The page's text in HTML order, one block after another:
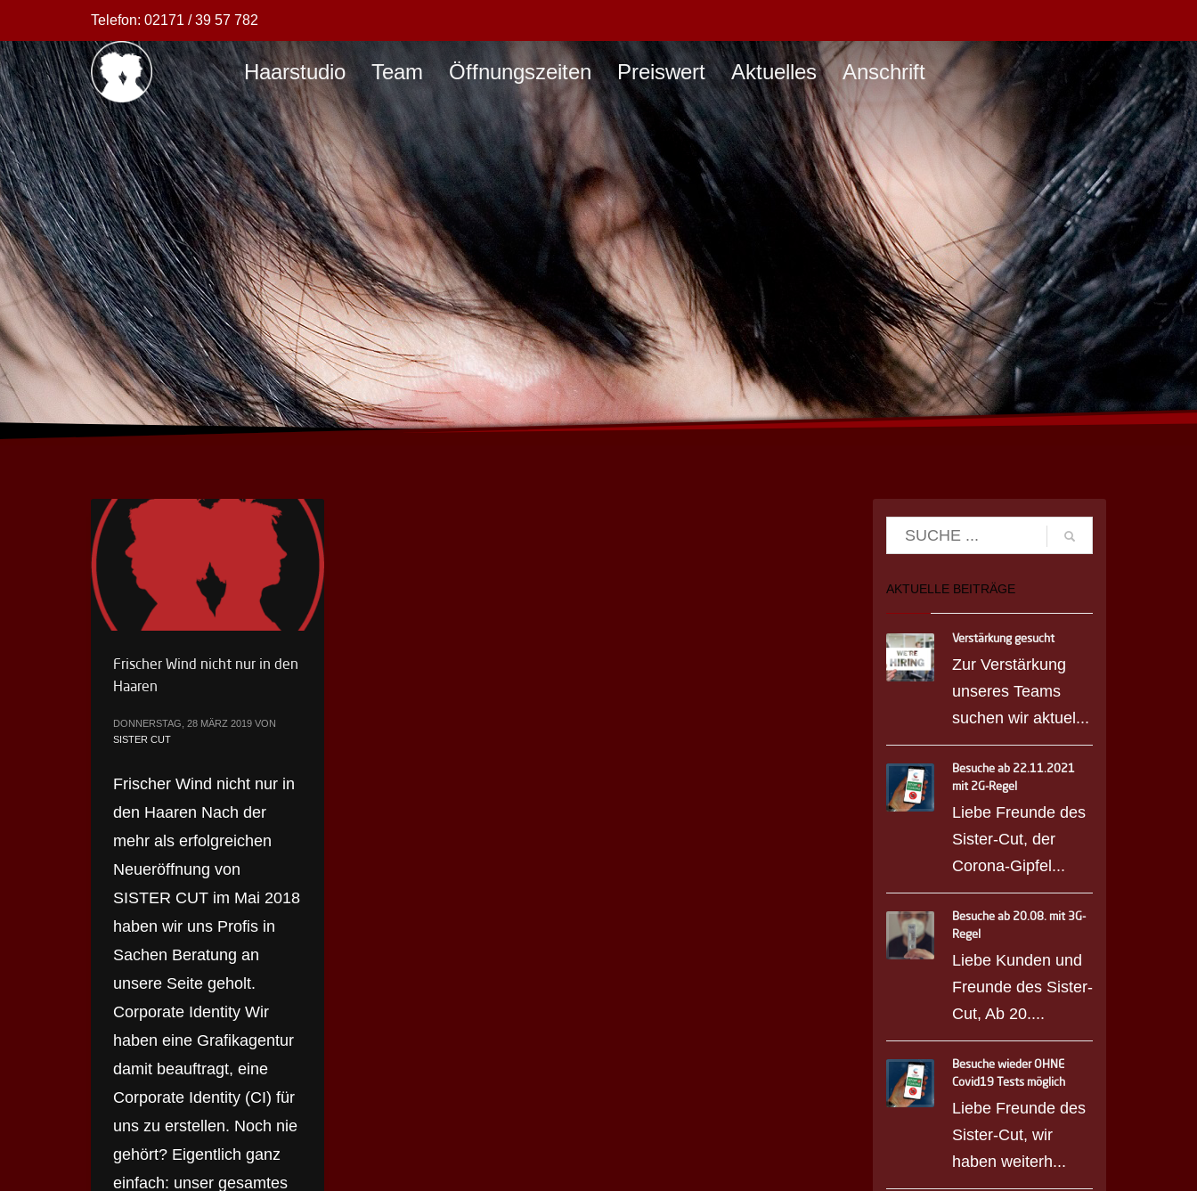
Telefon: 02171 / 39 57 782
Haarstudio Team Öffnungszeiten Preiswert Aktuelles Anschrift
Frischer Wind nicht nur in den
Haaren
DONNERSTAG, 28 MÄRZ 2019 VON
SISTER CUT
Frischer Wind nicht nur in
den Haaren Nach der
mehr als erfolgreichen
Neueröffnung von
SISTER CUT im Mai 2018
haben wir uns Profis in
Sachen Beratung an
unsere Seite geholt.
Corporate Identity Wir
haben eine Grafikagentur
damit beauftragt, eine
Corporate Identity (CI) für
uns zu erstellen. Noch nie
gehört? Eigentlich ganz
einfach: unser gesamtes
AKTUELLE BEITRÄGE
Verstärkung gesucht
Zur Verstärkung
unseres Teams
suchen wir aktuel...
Besuche ab 22.11.2021
mit 2G-Regel
Liebe Freunde des
Sister-Cut, der
Corona-Gipfel...
Besuche ab 20.08. mit 3G-
Regel
Liebe Kunden und
Freunde des Sister-
Cut, Ab 20....
Besuche wieder OHNE
Covid19 Tests möglich
Liebe Freunde des
Sister-Cut, wir
haben weiterh...